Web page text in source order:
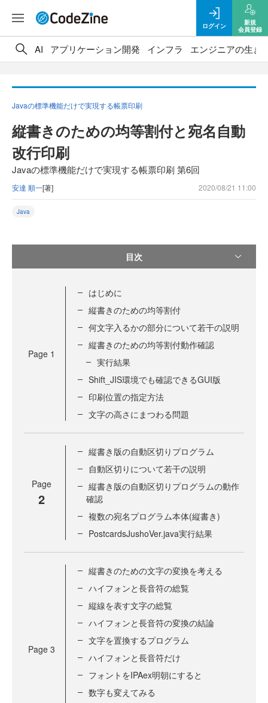
ログイン
新規
会員登録
AI アプリケーション開発 インフラ エンジニアの生き
Javaの標準機能だけで実現する帳票印刷
縦書きのための均等割付と宛名自動
改行印刷
Javaの標準機能だけで実現する帳票印刷 第6回
安達 順一[著] 2020/08/21 11:00
Java
目次
Page 1
はじめに
縦書きのための均等割付
何文字入るかの部分について若干の説明
縦書きのための均等割付動作確認
実行結果
Shift_JIS環境でも確認できるGUI版
印刷位置の指定方法
文字の高さにまつわる問題
Page
2
縦書き版の自動区切りプログラム
自動区切りについて若干の説明
縦書き版の自動区切りプログラムの動作
確認
複数の宛名プログラム本体(縦書き)
PostcardsJushoVer.java実行結果
Page 3
縦書きのための文字の変換を考える
ハイフォンと長音符の総覧
縦線を表す文字の総覧
ハイフォンと長音符の変換の結論
文字を置換するプログラム
ハイフォンと長音符だけ
フォントをIPAex明朝にすると
数字も変えてみる